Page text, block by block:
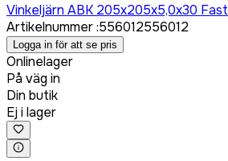
Vinkeljärn ABK 205x205x5,0x30 Fast
Artikelnummer:556012556012
Logga in för att se pris
Onlinelager
På väg in
Din butik
Ej i lager